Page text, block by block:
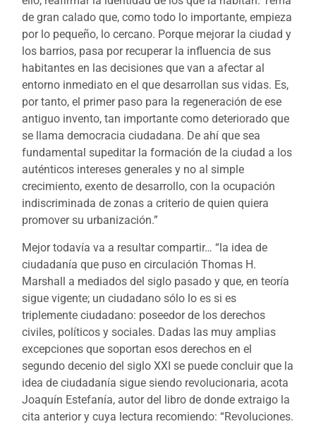
de gran calado que, como todo lo importante, empieza
por lo pequeño, lo cercano. Porque mejorar la ciudad y
los barrios, pasa por recuperar la influencia de sus
habitantes en las decisiones que van a afectar al
entorno inmediato en el que desarrollan sus vidas. Es,
por tanto, el primer paso para la regeneración de ese
antiguo invento, tan importante como deteriorado que
se llama democracia ciudadana. De ahí que sea
fundamental supeditar la formación de la ciudad a los
auténticos intereses generales y no al simple
crecimiento, exento de desarrollo, con la ocupación
indiscriminada de zonas a criterio de quien quiera
promover su urbanización.”
Mejor todavía va a resultar compartir… “la idea de
ciudadanía que puso en circulación Thomas H.
Marshall a mediados del siglo pasado y que, en teoría
sigue vigente; un ciudadano sólo lo es si es
triplemente ciudadano: poseedor de los derechos
civiles, políticos y sociales. Dadas las muy amplias
excepciones que soportan esos derechos en el
segundo decenio del siglo XXI se puede concluir que la
idea de ciudadanía sigue siendo revolucionaria, acota
Joaquín Estefanía, autor del libro de donde extraigo la
cita anterior y cuya lectura recomiendo: “Revoluciones.